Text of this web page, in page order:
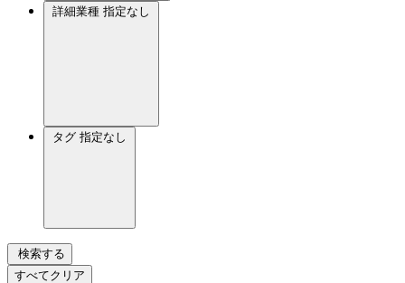
詳細業種 指定なし
タグ 指定なし
検索する
すべてクリア